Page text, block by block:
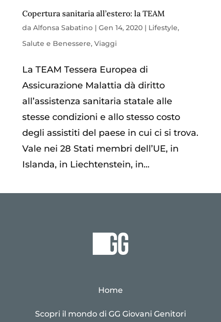
Copertura sanitaria all’estero: la TEAM
da Alfonsa Sabatino| Gen 14, 2020| Lifestyle,
Salute e Benessere, Viaggi
La TEAM Tessera Europea di
Assicurazione Malattia dà diritto
all’assistenza sanitaria statale alle
stesse condizioni e allo stesso costo
degli assistiti del paese in cui ci si trova.
Vale nei 28 Stati membri dell’UE, in
Islanda, in Liechtenstein, in...
Home
Scopri il mondo di GG Giovani Genitori